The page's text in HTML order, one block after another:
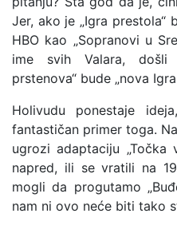
Jer, ako je „Igra prestola“
HBO kao „Sopranovi u
ime svih Valara,
prstenova“ bude „nova
Holivudu ponestaje
fantastičan primer toga.
ugrozi adaptaciju „Točka
napred, ili se vratili na
mogli da progutamo
nam ni ovo neće biti tako